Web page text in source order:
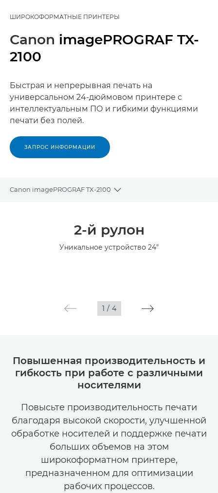
ШИРОКОФОРМАТНЫЕ ПРИНТЕРЫ
Canon imagePROGRAF TX-
2100
Быстрая и непрерывная печать на
универсальном 24-дюймовом принтере с
интеллектуальным ПО и гибкими функциями
печати без полей.
ЗАПРОС ИНФОРМАЦИИ
Canon imagePROGRAF TX-2100
Toggle breadcrumbs
Технические характеристики2-й рулон
Уникальное устройство 24"
1 / 4
Повышенная производительность и
гибкость при работе с различными
носителями
Повысьте производительность печати
благодаря высокой скорости, улучшенной
обработке носителей и поддержке печати
больших объемов на этом
широкоформатном принтере,
предназначенном для оптимизации
рабочих процессов.